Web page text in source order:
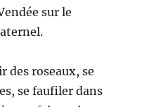
sur le
des roseaux, se
se faufiler dans